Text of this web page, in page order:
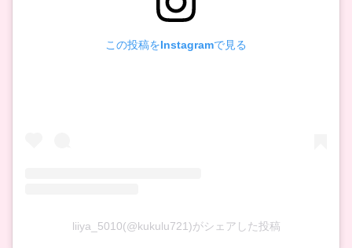
この投稿をInstagramで見る
liiya_5010(@kukulu721)がシェアした投稿